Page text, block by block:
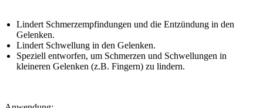
Lindert Schmerzempfindungen und die Entzündung in den
Gelenken.
Lindert Schwellung in den Gelenken.
Speziell entworfen, um Schmerzen und Schwellungen in
kleineren Gelenken (z.B. Fingern) zu lindern.